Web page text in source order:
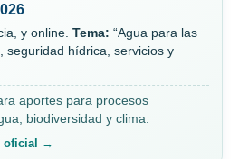
y online. Tema: “Agua para las
seguridad hídrica, servicios y
aportes para procesos
biodiversidad y clima.
oficial →